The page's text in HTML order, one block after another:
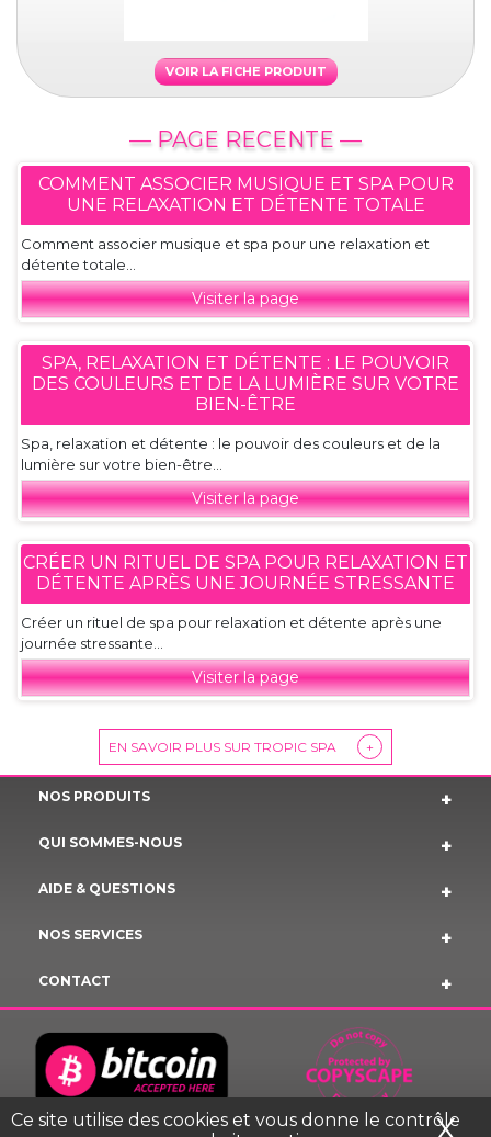
Ce site utilise des cookies et vous donne le contrôle
X
VOIR LA FICHE PRODUIT
— PAGE RECENTE —
COMMENT ASSOCIER MUSIQUE ET SPA POUR
UNE RELAXATION ET DÉTENTE TOTALE
Comment associer musique et spa pour une relaxation et
détente totale...
Visiter la page
SPA, RELAXATION ET DÉTENTE : LE POUVOIR
DES COULEURS ET DE LA LUMIÈRE SUR VOTRE
BIEN-ÊTRE
Spa, relaxation et détente : le pouvoir des couleurs et de la
lumière sur votre bien-être...
Visiter la page
CRÉER UN RITUEL DE SPA POUR RELAXATION ET
DÉTENTE APRÈS UNE JOURNÉE STRESSANTE
Créer un rituel de spa pour relaxation et détente après une
journée stressante...
Visiter la page
EN SAVOIR PLUS SUR TROPIC SPA +
NOS PRODUITS
QUI SOMMES-NOUS
AIDE & QUESTIONS
NOS SERVICES
CONTACT